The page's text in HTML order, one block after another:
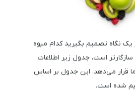
یک نگاه تصمیم بگیرید کدام میوه
سازگارتر است، جدول زیر اطلاعات
قرار می‌دهد. این جدول بر اساس